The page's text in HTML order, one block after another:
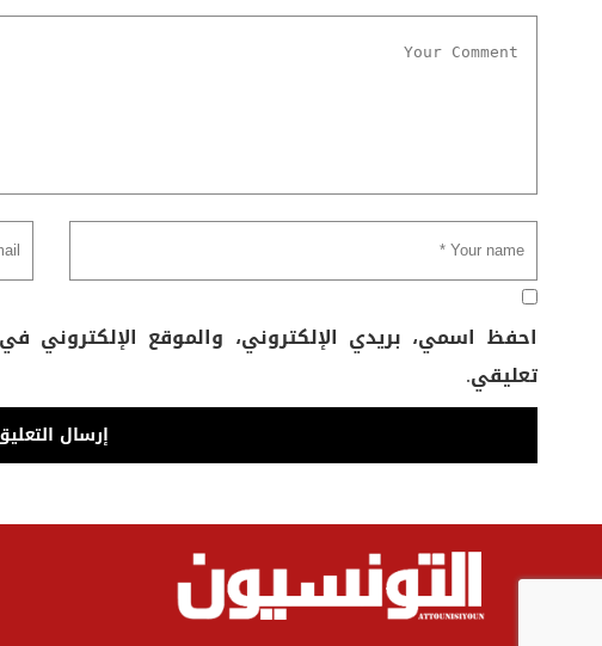
احفظ اسمي، بريدي الإلكتروني، والموقع الإلكتروني
تعليقي.